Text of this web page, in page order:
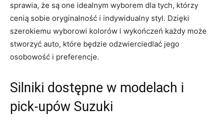
sprawia, że są one idealnym wyborem dla tych, którzy
cenią sobie oryginalność i indywidualny styl. Dzięki
szerokiemu wyborowi kolorów i wykończeń‌ każdy może
stworzyć auto, które⁤ będzie odzwierciedlać jego
osobowość i preferencje.
Silniki dostępne⁤ w modelach i
pick-upów Suzuki